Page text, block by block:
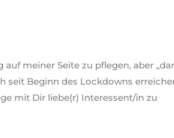
meiner Seite zu pflegen, aber
seit Beginn des Lockdowns
mit Dir liebe(r) Interessent/in zu